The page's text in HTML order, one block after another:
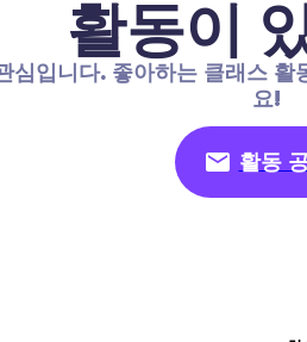
활동이
심입니다. 좋아하는 클래스
요!
활동